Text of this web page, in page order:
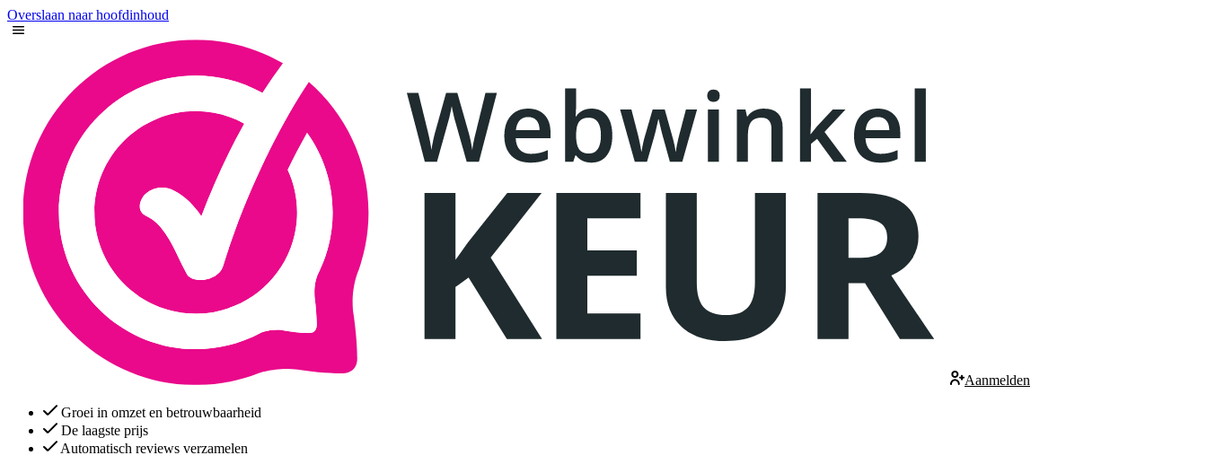
Overslaan naar hoofdinhoud
Aanmelden
Groei in omzet en betrouwbaarheid
De laagste prijs
Automatisch reviews verzamelen